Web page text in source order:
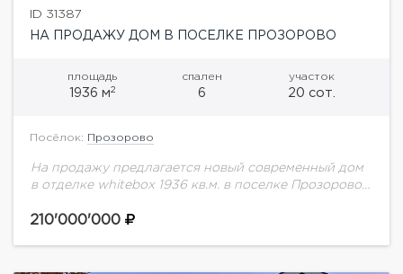
ID 31387
НА ПРОДАЖУ ДОМ В ПОСЕЛКЕ ПРОЗОРОВО
площадь
1936 м2
спален
6
участок
20 сот.
Посёлок: Прозорово
На продажу предлагается новый современный дом
в отделке whitebox 1936 кв.м. в поселке Прозорово.
преимуществам можно отнести высокие потолки,
210'000'000